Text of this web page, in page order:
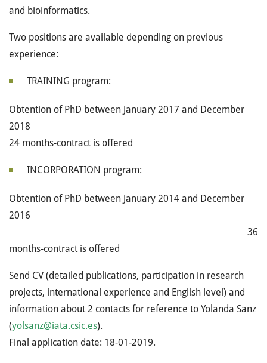
and bioinformatics.
Two positions are available depending on previous
experience:
TRAINING program:
Obtention of PhD between January 2017 and December
24 months-contract is offered
INCORPORATION program:
Obtention of PhD between January 2014 and December
2016
36
months-contract is offered
Send CV (detailed publications, participation in research
projects, international experience and English level) and
information about 2 contacts for reference to Yolanda Sanz
(yolsanz@iata.csic.es
Final application date: 18-01-2019.